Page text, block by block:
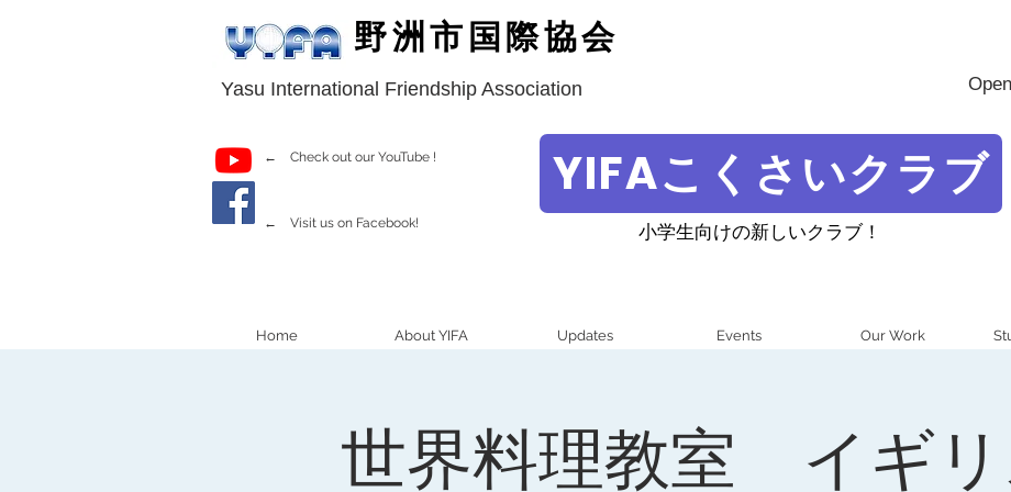
野洲市国際協会
Yasu International Friendship Association
← Check out our YouTube !
← Visit us on Facebook!
YIFAこくさいクラブ
小学生向けの新しいクラブ！
Home About YIFA Updates Events Our Work
世界料理教室 イギリ